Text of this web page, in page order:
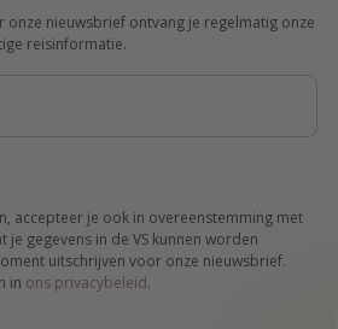
nieuwsbrief ontvang je regelmatig onze
reisinformatie.
accepteer je ook in overeenstemming met
je gegevens in de VS kunnen worden
uitschrijven voor onze nieuwsbrief.
in ons privacybeleid.